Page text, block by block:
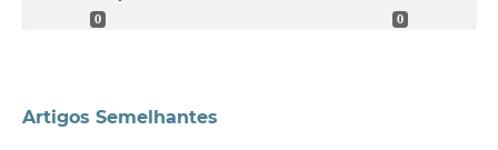
0 0
Artigos Semelhantes